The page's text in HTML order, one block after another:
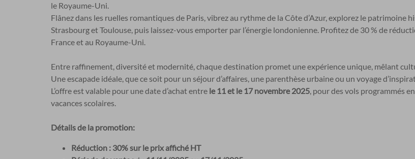
le Royaume-Uni.
Flânez dans les ruelles romantiques de Paris, vibrez au rythme de la Côte d’Azur, explorez le patrimoine
Strasbourg et Toulouse, puis laissez-vous emporter par l’énergie londonienne. Profitez de 30 % de
France et au Royaume-Uni.
Entre raffinement, diversité et modernité, chaque destination promet une expérience unique, mêlant
Une escapade idéale, que ce soit pour un séjour d’affaires, une parenthèse urbaine ou un voyage
L’offre est valable pour une date d’achat entre le 11 et le 17 novembre 2025, pour des vols programmés
vacances scolaires.
Détails de la promotion:
Réduction : 30% sur le prix affiché HT